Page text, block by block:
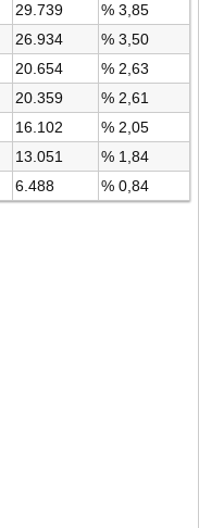
29.739
% 3,85
26.934
% 3,50
20.654
% 2,63
20.359
% 2,61
16.102
% 2,05
13.051
% 1,84
6.488 % 0,84